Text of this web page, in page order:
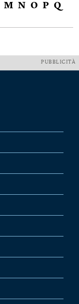
M N O P Q
PUBBLICITÀ